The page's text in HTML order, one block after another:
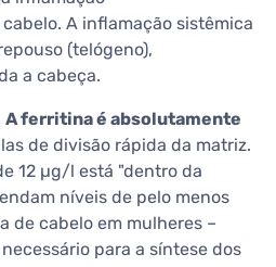
A inflamação sistêmica
(telógeno),
a cabeça.
A ferritina é absolutamente
de divisão rápida da matriz.
12 µg/l está "dentro da
níveis de pelo menos
de cabelo em mulheres –
para a síntese dos